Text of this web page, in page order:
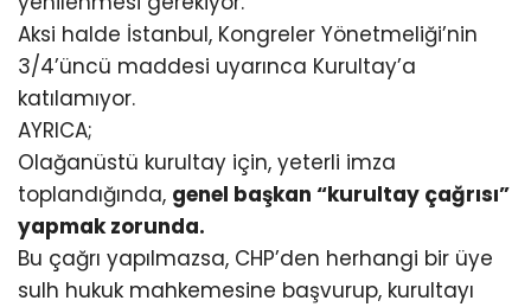
Aksi halde İstanbul, Kongreler Yönetmeliği’nin
3/4’üncü maddesi uyarınca Kurultay’a
katılamıyor.
AYRICA;
Olağanüstü kurultay için, yeterli imza
toplandığında, genel başkan “kurultay çağrısı”
yapmak zorunda.
Bu çağrı yapılmazsa, CHP’den herhangi bir üye
sulh hukuk mahkemesine başvurup, kurultayı